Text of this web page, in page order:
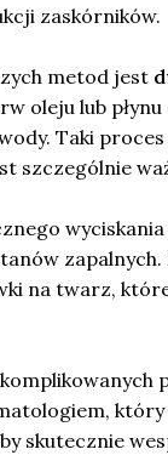
zaskórników.
metod jest
oleju lub
Taki
szczególnie
na twarz,
skutecznie